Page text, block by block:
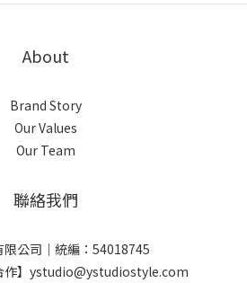
About
Brand Story
Our Values
Our Team
聯絡我們
限公司｜統編：54018745
作】ystudio@ystudiostyle.com